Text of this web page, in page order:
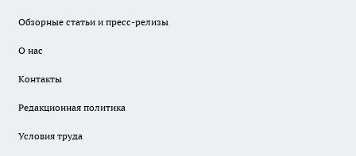
Обзорные статьи и пресс-релизы
О нас
Контакты
Редакционная политика
Условия труда